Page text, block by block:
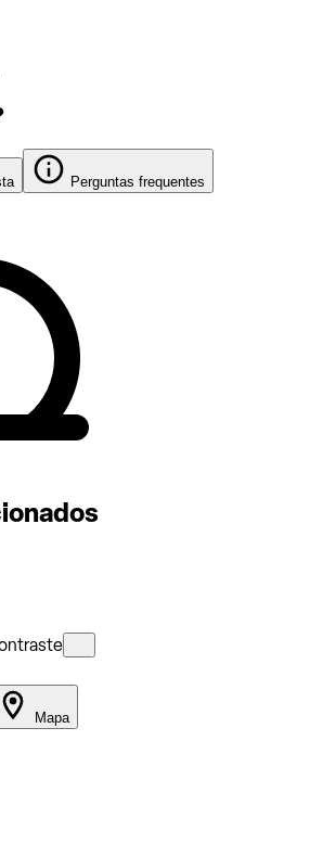
Perguntas frequentes
Mapa